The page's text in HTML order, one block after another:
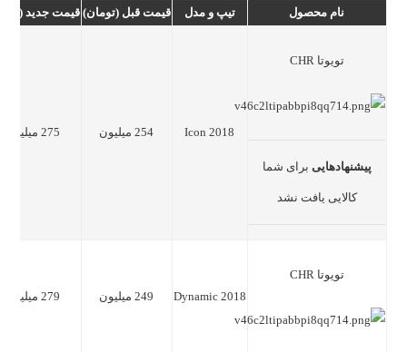
نام محصول تیپ و مدل قیمت قبل (تومان) قیمت جدید
تویوتا CHR
پیشنهادهایی برای شما
کالایی یافت نشد
Icon 2018 254 میلیون 275 میلیون
تویوتا CHR
Dynamic 2018
249 میلیون 279 میلیون